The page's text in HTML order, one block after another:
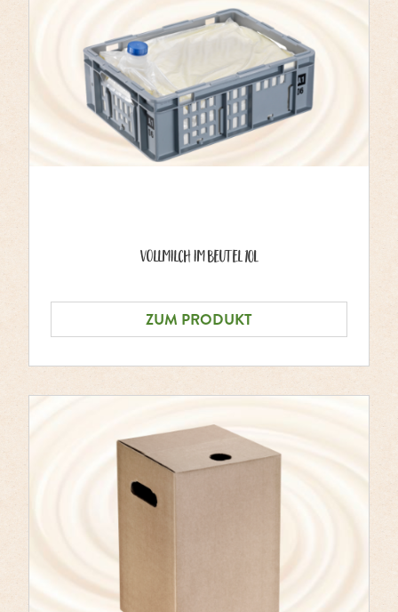
Vollmilch im Beutel 10L
ZUM PRODUKT